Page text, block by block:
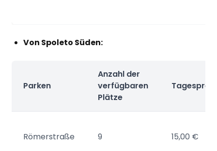
Von Spoleto Süden:
Parken
Anzahl der
verfügbaren
Plätze
Tagespreis
Römerstraße 9 15,00 €